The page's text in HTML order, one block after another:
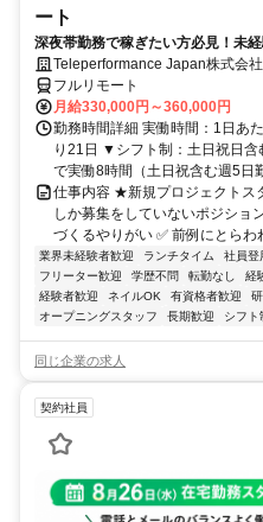
ート
深夜帯勤務で稼ぎたい方必見！未
Teleperformance Japan株式会社
フルリモート
月給330,000円～360,000円
勤務時間詳細 実働時間：1日あ
り21日 ▼シフト制：土日祝日
で実働8時間（土日祝含む週5日
仕事内容 ★新規プロジェクトス
しか募集をしていないポジショ
づくるやりがい ✅ 前例にとらわ
業界未経験者歓迎 ランチタイム 社員登
フリーター歓迎
学歴不問 転勤なし 経
経験者歓迎
ネイルOK 有資格者歓迎
オープニングスタッフ
長期歓迎 シフト
同じ企業の求人
契約社員